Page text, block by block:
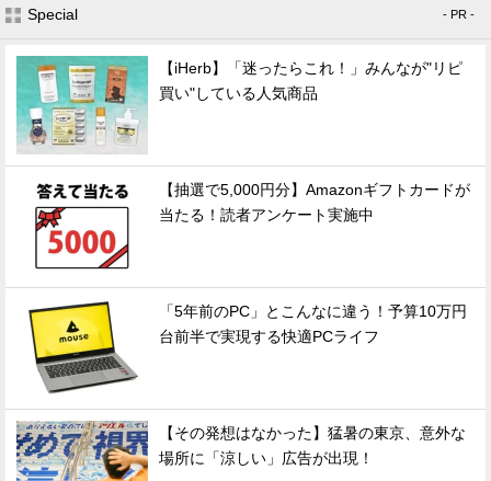
Special - PR -
【iHerb】「迷ったらこれ！」みんなが"リピ
買い"している人気商品
【抽選で5,000円分】Amazonギフトカードが
当たる！読者アンケート実施中
「5年前のPC」とこんなに違う！予算10万円
台前半で実現する快適PCライフ
【その発想はなかった】猛暑の東京、意外な
場所に「涼しい」広告が出現！